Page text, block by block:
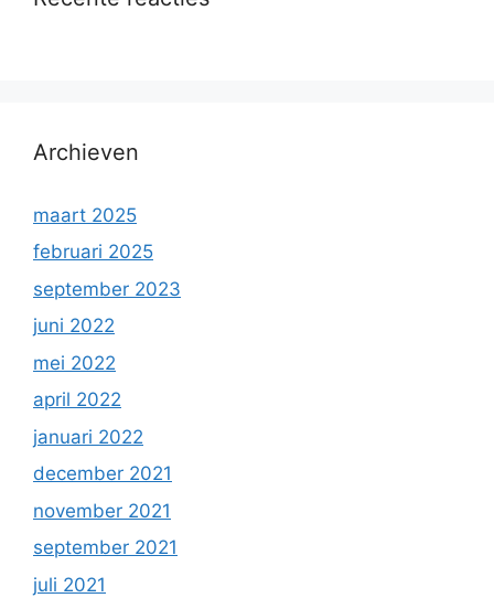
Archieven
maart 2025
februari 2025
september 2023
juni 2022
mei 2022
april 2022
januari 2022
december 2021
november 2021
september 2021
juli 2021